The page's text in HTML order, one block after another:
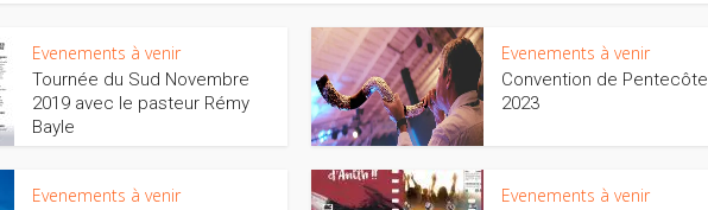
Evenements à venir
Tournée du Sud Novembre
2019 avec le pasteur Rémy
Bayle
Evenements à venir
Convention de Pentecôte
2023
Evenements à venir Evenements à venir